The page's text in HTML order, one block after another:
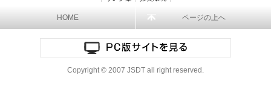
HOME ページの上へ
Copyright © 2007 JSDT all right reserved.